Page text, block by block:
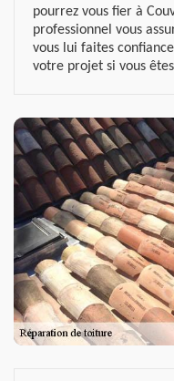
pourrez vous fier à
professionnel vous
vous lui faites
votre projet si vous